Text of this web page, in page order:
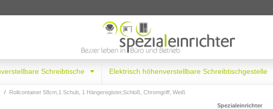
Schreibtische Elektrisch höhenverstellbare Schreibtischgestelle
Rollcontainer 58cm,1 Schub, 1 Hängeregister,Schloß, Chromgriff, Weiß
Spezialeinrichter